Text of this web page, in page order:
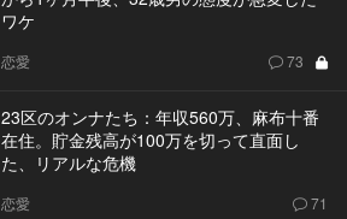
ワケ
恋愛 73
23区のオンナたち：年収560万、麻布十番
在住。貯金残高が100万を切って直面し
た、リアルな危機
恋愛 71